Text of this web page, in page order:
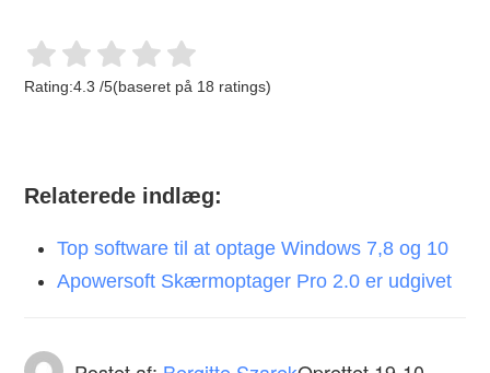
Rating:4.3 /5(baseret på 18 ratings)
Relaterede indlæg:
Top software til at optage Windows 7,8 og 10
Apowersoft Skærmoptager Pro 2.0 er udgivet